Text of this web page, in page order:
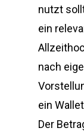
nutzt
ein
nach
ein
Der